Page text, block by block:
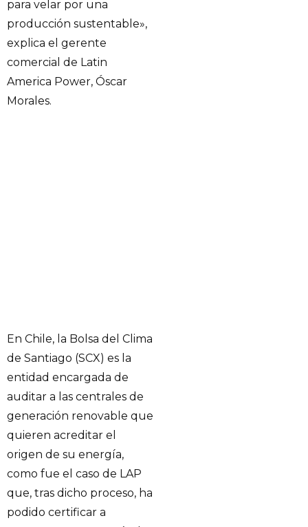
para velar por una
producción sustentable»,
explica el gerente
comercial de Latin
America Power, Óscar
Morales.
En Chile, la Bolsa del Clima
de Santiago (SCX) es la
entidad encargada de
auditar a las centrales de
generación renovable que
quieren acreditar el
origen de su energía,
como fue el caso de LAP
que, tras dicho proceso, ha
podido certificar a